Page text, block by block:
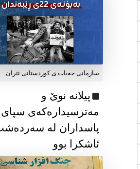
سازمانی خەبات ی كوردستانی ئێران
پیلانە نوێ و
مەترسیدارەکەی سپای
پاسداران لە
ئاشکرا بوو